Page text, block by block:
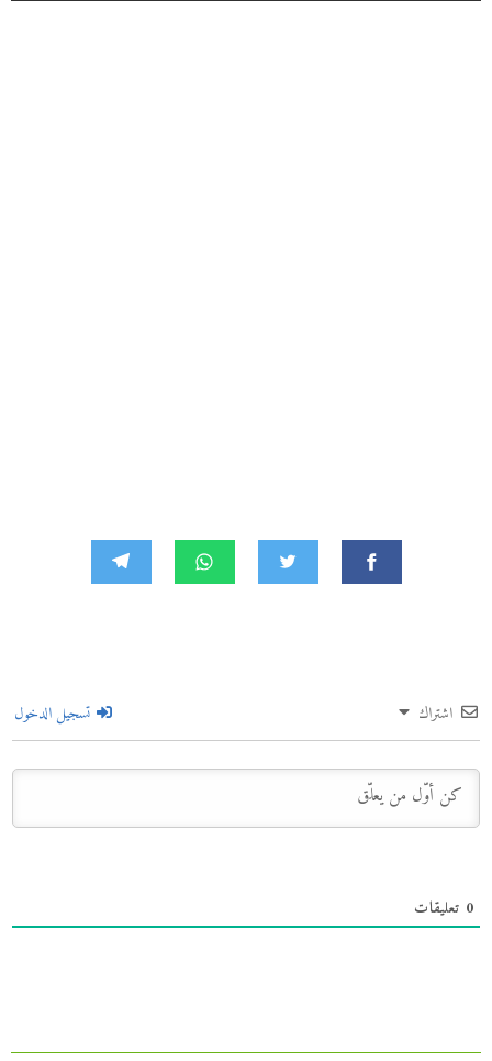
اشتراك تسجيل الدخول
0 تعليقات